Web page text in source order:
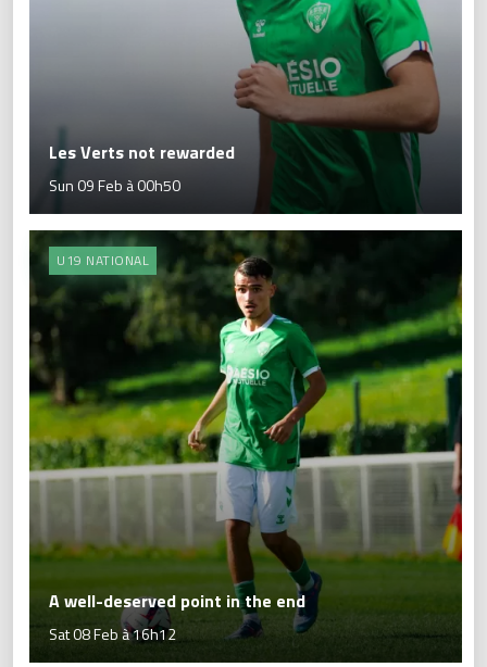
Les Verts not rewarded
Sun 09 Feb à 00h50
U19 NATIONAL
A well-deserved point in the end
Sat 08 Feb à 16h12